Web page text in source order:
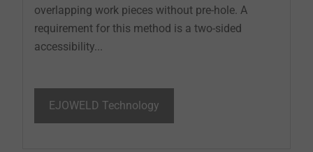
overlapping work pieces without pre-hole. A
requirement for this method is a two-sided
accessibility...
EJOWELD Technology